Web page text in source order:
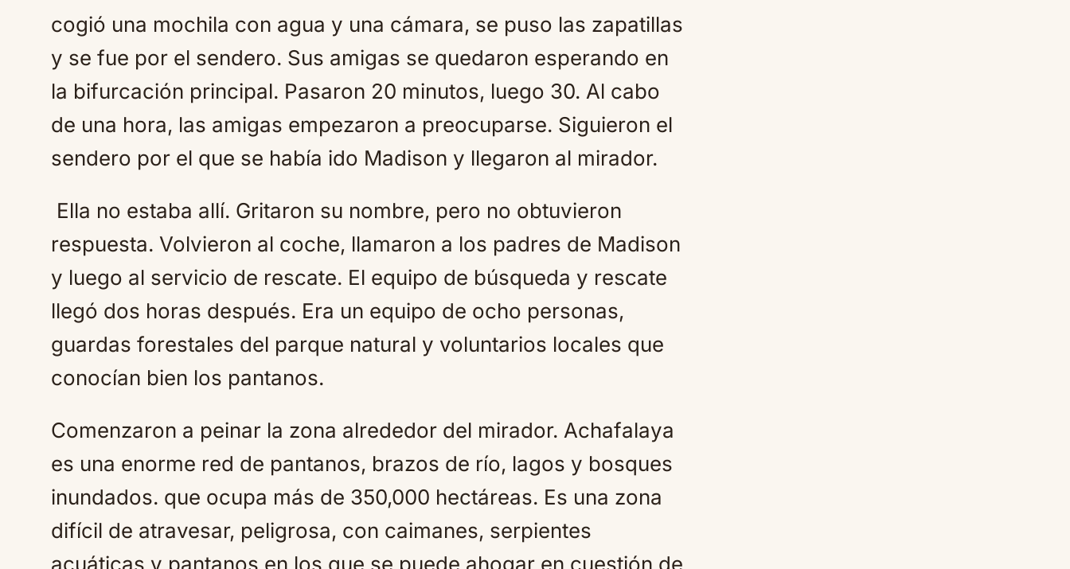
cogió una mochila con agua y una cámara, se puso las zapatillas
y se fue por el sendero. Sus amigas se quedaron esperando en
la bifurcación principal. Pasaron 20 minutos, luego 30. Al cabo
de una hora, las amigas empezaron a preocuparse. Siguieron el
sendero por el que se había ido Madison y llegaron al mirador.
Ella no estaba allí. Gritaron su nombre, pero no obtuvieron
respuesta. Volvieron al coche, llamaron a los padres de Madison
y luego al servicio de rescate. El equipo de búsqueda y rescate
llegó dos horas después. Era un equipo de ocho personas,
guardas forestales del parque natural y voluntarios locales que
conocían bien los pantanos.
Comenzaron a peinar la zona alrededor del mirador. Achafalaya
es una enorme red de pantanos, brazos de río, lagos y bosques
inundados. que ocupa más de 350,000 hectáreas. Es una zona
difícil de atravesar, peligrosa, con caimanes, serpientes
acuáticas y pantanos en los que se puede ahogar en cuestión de